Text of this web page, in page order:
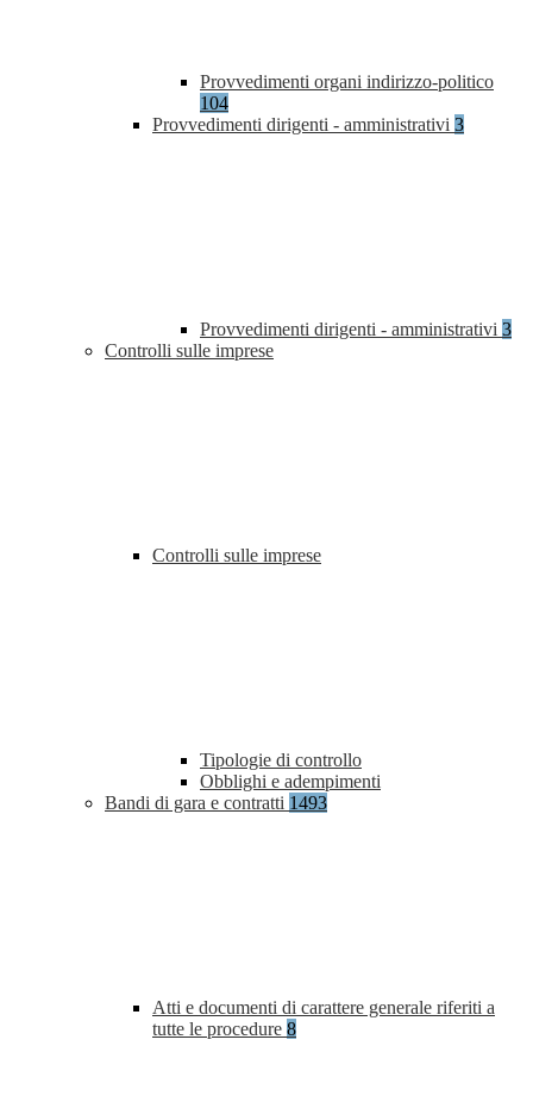
Provvedimenti organi indirizzo-politico
104
Provvedimenti dirigenti - amministrativi 3
Provvedimenti dirigenti - amministrativi 3
Controlli sulle imprese
Controlli sulle imprese
Tipologie di controllo
Obblighi e adempimenti
Bandi di gara e contratti 1493
Atti e documenti di carattere generale riferiti a
tutte le procedure 8